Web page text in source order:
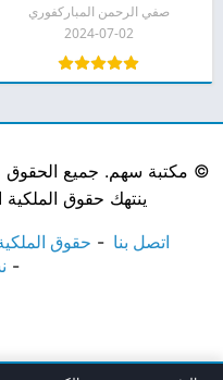
صفي الرحمن المباركفوري
2024-07-02
© مكتبة سهم. جميع
ينتهك حقوق الملكية
اتصل بنا حقوق